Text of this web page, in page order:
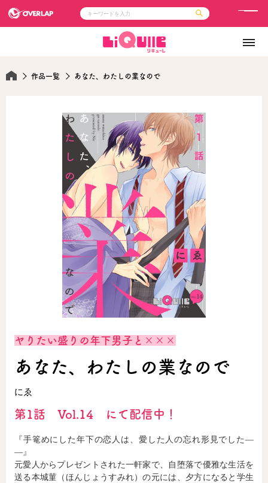
LiQulle
ラブパルフェ
ライトノベル
ロサージュノベルス
企業
会社概要
オーバーラップホールディングス
お問い合わせはこちら
オーバーラップ文庫
オーバーラップノベルス
オーバーラップノベルスf
ロサージュノベルス
コミックガルド
リキューレ
メ
作品一覧 あなた、わたしの業なので
ヤりたい盛りの年下男子と×××
あなた、わたしの業なので
にゑ
第1話 Vol.14 にて配信中！
『手篭めにした年下の恋人は、愛した人の忘れ形見でした―
―』
元愛人からプレゼントされた一軒家で、自堕落で優雅な生活を
送る本城菫（ほんじょうすみれ）の元には、夕方になると学生